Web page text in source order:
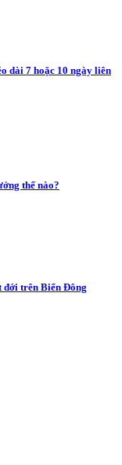
dài 7 hoặc 10 ngày liên
thế nào?
đới trên Biển Đông